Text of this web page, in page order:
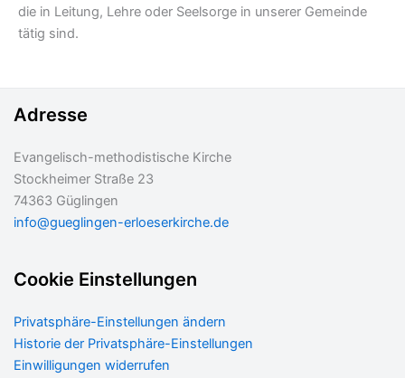
die in Leitung, Lehre oder Seelsorge in unserer Gemeinde
tätig sind.
Adresse
Evangelisch-methodistische Kirche
Stockheimer Straße 23
74363 Güglingen
info@gueglingen-erloeserkirche.de
Cookie Einstellungen
Privatsphäre-Einstellungen ändern
Historie der Privatsphäre-Einstellungen
Einwilligungen widerrufen